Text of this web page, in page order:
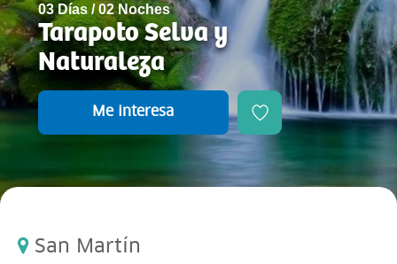
03 Días / 02 Noches
Tarapoto Selva y
Naturaleza
Me interesa
San Martín